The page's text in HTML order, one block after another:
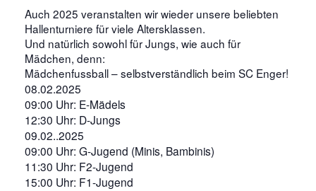
Auch 2025 veranstalten wir wieder unsere beliebten
Hallenturniere für viele Altersklassen.
Und natürlich sowohl für Jungs, wie auch für
Mädchen, denn:
Mädchenfussball – selbstverständlich beim SC Enger!
08.02.2025
09:00 Uhr: E-Mädels
12:30 Uhr: D-Jungs
09.02..2025
09:00 Uhr: G-Jugend (Minis, Bambinis)
11:30 Uhr: F2-Jugend
15:00 Uhr: F1-Jugend